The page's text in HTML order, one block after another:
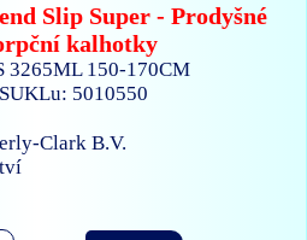
Slip Super - Prodyšné
kalhotky
3265ML 150-170CM
5010550
Clark B.V.